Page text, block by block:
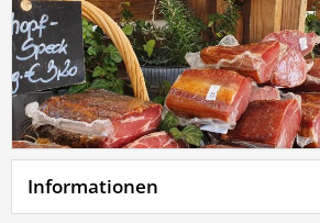
Informationen